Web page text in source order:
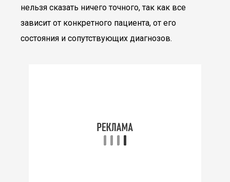
нельзя сказать ничего точного, так как все
зависит от конкретного пациента, от его
состояния и сопутствующих диагнозов.